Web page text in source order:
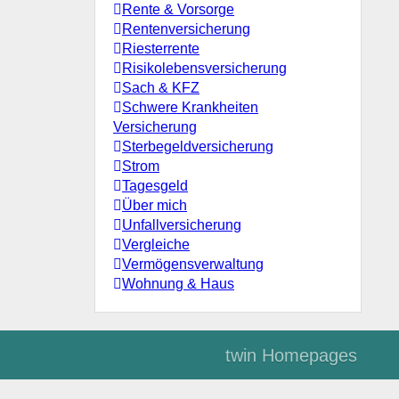
Rente & Vorsorge
Rentenversicherung
Riesterrente
Risikolebensversicherung
Sach & KFZ
Schwere Krankheiten
Versicherung
Sterbegeldversicherung
Strom
Tagesgeld
Über mich
Unfallversicherung
Vergleiche
Vermögensverwaltung
Wohnung & Haus
twin Homepages